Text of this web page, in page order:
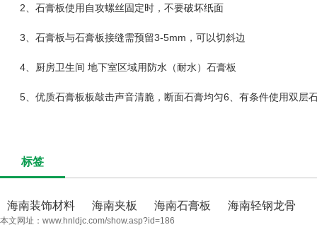
2、石膏板使用自攻螺丝固定时，不要破坏纸面
3、石膏板与石膏板接缝需预留3-5mm，可以切斜边
4、厨房卫生间 地下室区域用防水（耐水）石膏板
5、优质石膏板板敲击声音清脆，断面石膏均匀6、有条件使用双层
标签
海南装饰材料 海南夹板 海南石膏板 海南轻钢龙骨
本文网址： www.hnldjc.com/show.asp?id=186